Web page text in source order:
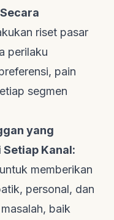
riset pasar
perilaku
pain
segmen
yang
Kanal:
memberikan
personal, dan
baik